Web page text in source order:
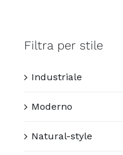
Filtra per stile
Industriale
Moderno
Natural-style